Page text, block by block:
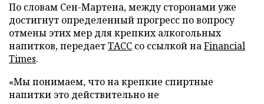
По словам Сен-Мартена, между сторонами уже
достигнут определенный прогресс по вопросу
отмены этих мер для крепких алкогольных
напитков, передаетТАСС со ссылкой наFinancial
Times.
«Мы понимаем, что на крепкие спиртные
напитки это действительно не